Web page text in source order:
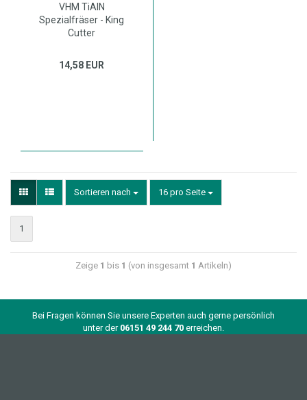
VHM TiAlN
Spezialfräser - King
Cutter
14,58 EUR
Sortieren nach 16 pro Seite
1
Zeige 1 bis 1 (von insgesamt 1 Artikeln)
Bei Fragen können Sie unsere Experten auch gerne persönlich
unter der 06151 49 244 70 erreichen.